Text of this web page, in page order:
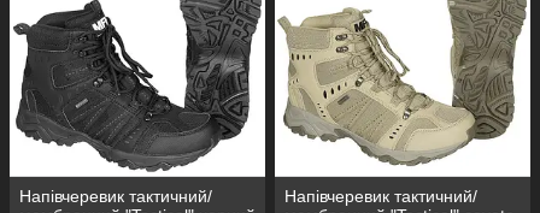
Напівчеревик тактичний/
Напівчеревик тактичний/